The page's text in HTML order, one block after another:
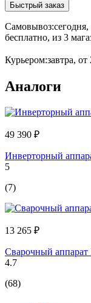
Быстрый заказ
Самовывоз:сегодня,
бесплатно, из 3
Курьером:завтра, от
Аналоги
49 390 ₽
Инверторный
5
(7)
13 265 ₽
Сварочный
4.7
(68)